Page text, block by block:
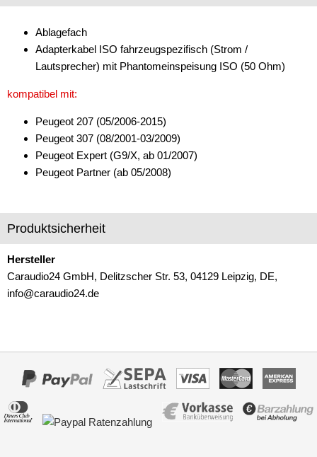
Radioadapter
Radioblenden
Radioeinbausets
für Alfa Romeo
für Audi
für BMW
für Buick
für Chevrolet
für Chrysler
für Citroen
für Dodge
Ablagefach
Adapterkabel ISO fahrzeugspezifisch (Strom /
Lautsprecher) mit Phantomeinspeisung ISO (50 Ohm)
kompatibel mit:
Peugeot 207 (05/2006-2015)
Peugeot 307 (08/2001-03/2009)
Peugeot Expert (G9/X, ab 01/2007)
Peugeot Partner (ab 05/2008)
Produktsicherheit
Hersteller
Caraudio24 GmbH, Delitzscher Str. 53, 04129 Leipzig, DE,
info@caraudio24.de